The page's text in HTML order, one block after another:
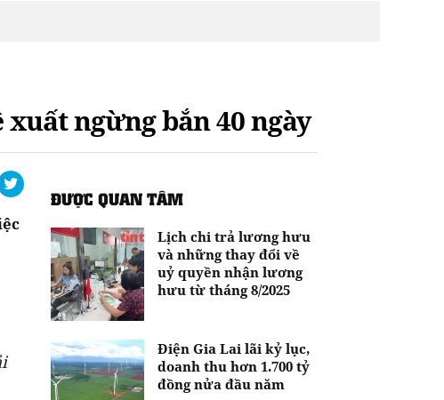
ngừng bắn 40 ngày
ĐƯỢC QUAN TÂM
Lịch chi trả lương hưu
và những thay đổi về
uỷ quyền nhận lương
hưu từ tháng 8/2025
Điện Gia Lai lãi kỷ lục,
doanh thu hơn 1.700 tỷ
đồng nửa đầu năm